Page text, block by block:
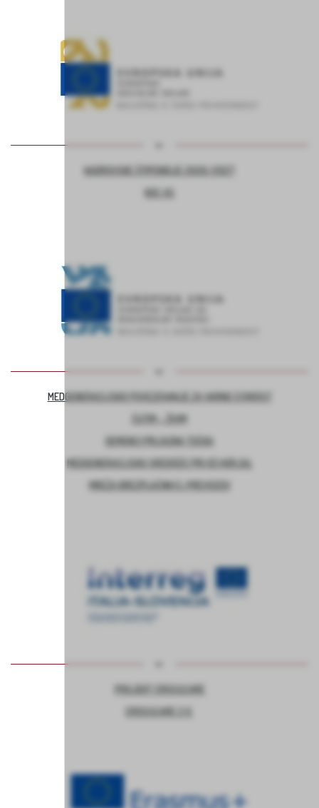
KADROVSKE ŠTIPENDIJE 2026/2027
KOC AS
MEDGENERACIJSKO POVEZOVANJE ZA VARNO STAROST
ČUTIM – ŽIVIM
DEMENCI PRIJAZNA TOČKA
MEDGENERACIJSKO SREDIŠČE PRI OŠ HORJUL
MREŽA BREZPLAČNIH E-PREVOZOV
PROJEKT CROSSCARE
CROSSCARE 2.0